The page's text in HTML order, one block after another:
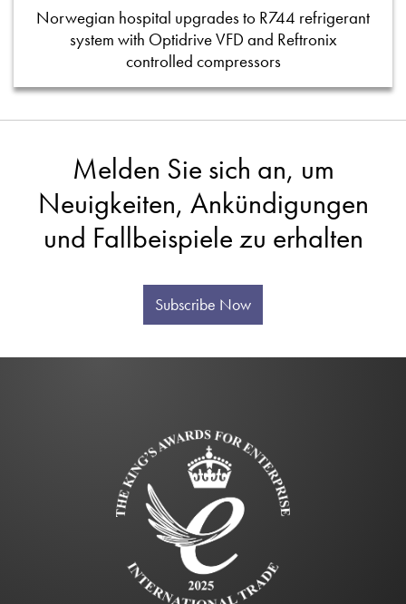
Norwegian hospital upgrades to R744 refrigerant
system with Optidrive VFD and Reftronix
controlled compressors
Melden Sie sich an, um
Neuigkeiten, Ankündigungen
und Fallbeispiele zu erhalten
Subscribe Now